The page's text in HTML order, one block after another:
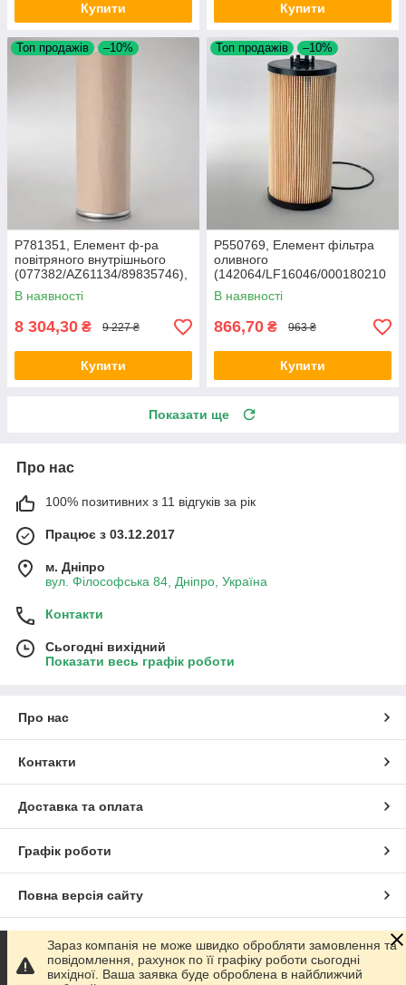
Купити Купити
Топ продажів –10%
P781351, Елемент ф-ра
повітряного внутрішнього
(077382/AZ61134/89835746),
JD/Lex480-580, Jag830-900
В наявності
8 304,30 ₴ 9 227 ₴
Купити
Топ продажів –10%
P550769, Елемент фільтра
оливного
(142064/LF16046/000180210
9), Jaguar 980
В наявності
866,70 ₴ 963 ₴
Купити
Показати ще
Про нас
100% позитивних з 11 відгуків за рік
Працює з 03.12.2017
м. Дніпро
вул. Філософська 84, Дніпро, Україна
Контакти
Сьогодні вихідний
Показати весь графік роботи
Про нас
Контакти
Доставка та оплата
Графік роботи
Повна версія сайту
Сайт створено на маркетплейсіProm.ua
Зараз компанія не може швидко обробляти замовлення та
повідомлення, рахунок по її графіку роботи сьогодні
вихідної. Ваша заявка буде оброблена в найближчий